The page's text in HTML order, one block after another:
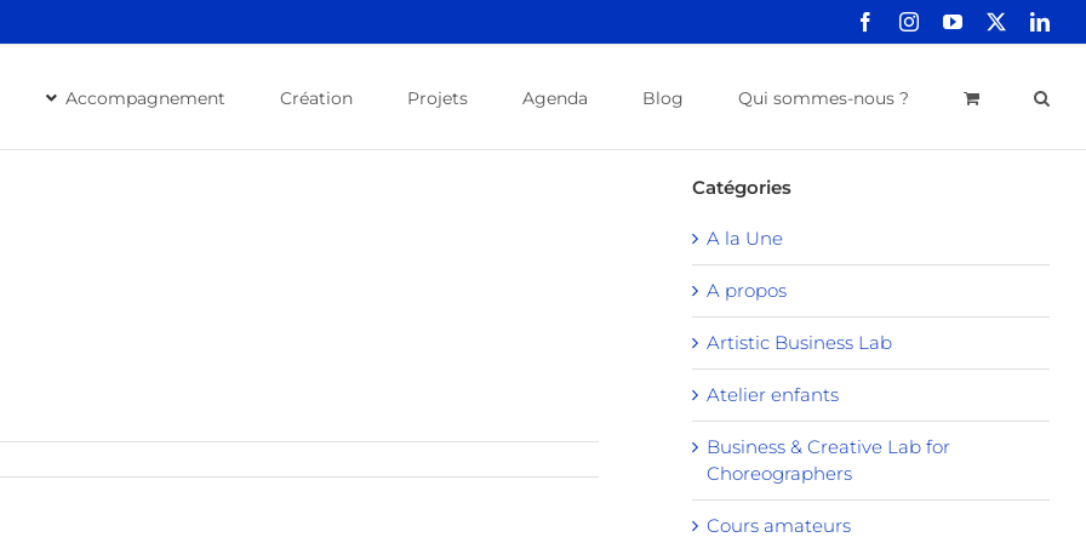
FacebookInstagramYouTube
Accompagnement Création Projets Agenda Blog Qui sommes-nous ?
Catégories
A la Une
A propos
Artistic Business Lab
Atelier enfants
Business & Creative Lab for
Choreographers
Cours amateurs